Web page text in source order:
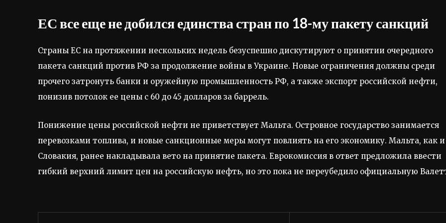
ЕС все еще не добился единства стран по 18-му пакету санкций
Страны ЕС на протяжении нескольких недель безуспешно дискутируют о принятии очередного
пакета санкций против РФ за продолжение войны в Украине. Новые ограничения должны среди
прочего затронуть банки и оружейную промышленность РФ, а также экспорт российской нефти,
понизив потолок ее цены с 60 до 45 долларов за баррель.
Понижение цены российской нефти не приветствует Мальта. Островное государство занимается
перевозками топлива, и новые санкционные меры могут повлиять на его экономику. Мальта, как и
Словакия, ранее накладывала вето на принятие пакета. Еврокомиссия в ответ предложила ввести
гибкий верхний лимит цен на российскую нефть, но это пока не переубедило официальную